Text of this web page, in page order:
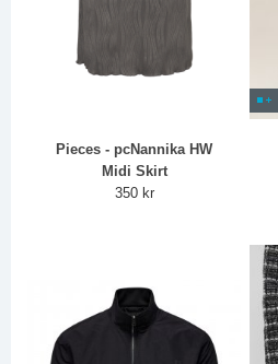
Pieces - pcNannika HW
Midi Skirt
350 kr